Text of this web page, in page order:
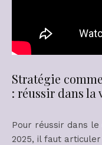
Stratégie
: réussir dans la
Pour réussir dans
2025, il faut